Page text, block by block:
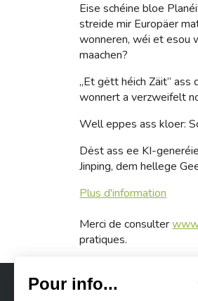
Eise schéine bloe
streide mir Europäer
wonneren, wéi et esou
maachen?
„Et gëtt héich Zäit“
wonnert a verzweifelt
Well eppes ass kloer:
Dëst ass ee KI-
Jinping, dem hellege
Plus d'information
Merci de consulter
pratiques.